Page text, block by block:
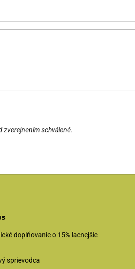
zverejnením schválené.
doplňovanie o 15% lacnejšie
sprievodca